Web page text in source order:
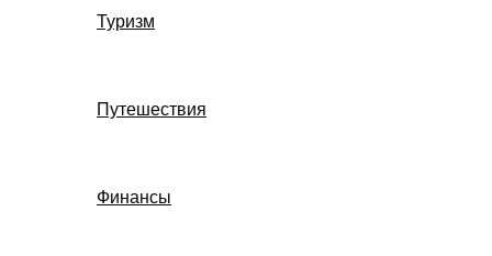
Туризм
Путешествия
Финансы